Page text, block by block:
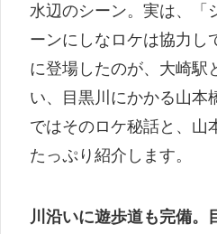
水辺のシーン。実は、「
ーンにしなロケは協力し
に登場したのが、大崎駅
い、目黒川にかかる山本
ではそのロケ秘話と、山
たっぷり紹介します。
川沿いに遊歩道も完備。